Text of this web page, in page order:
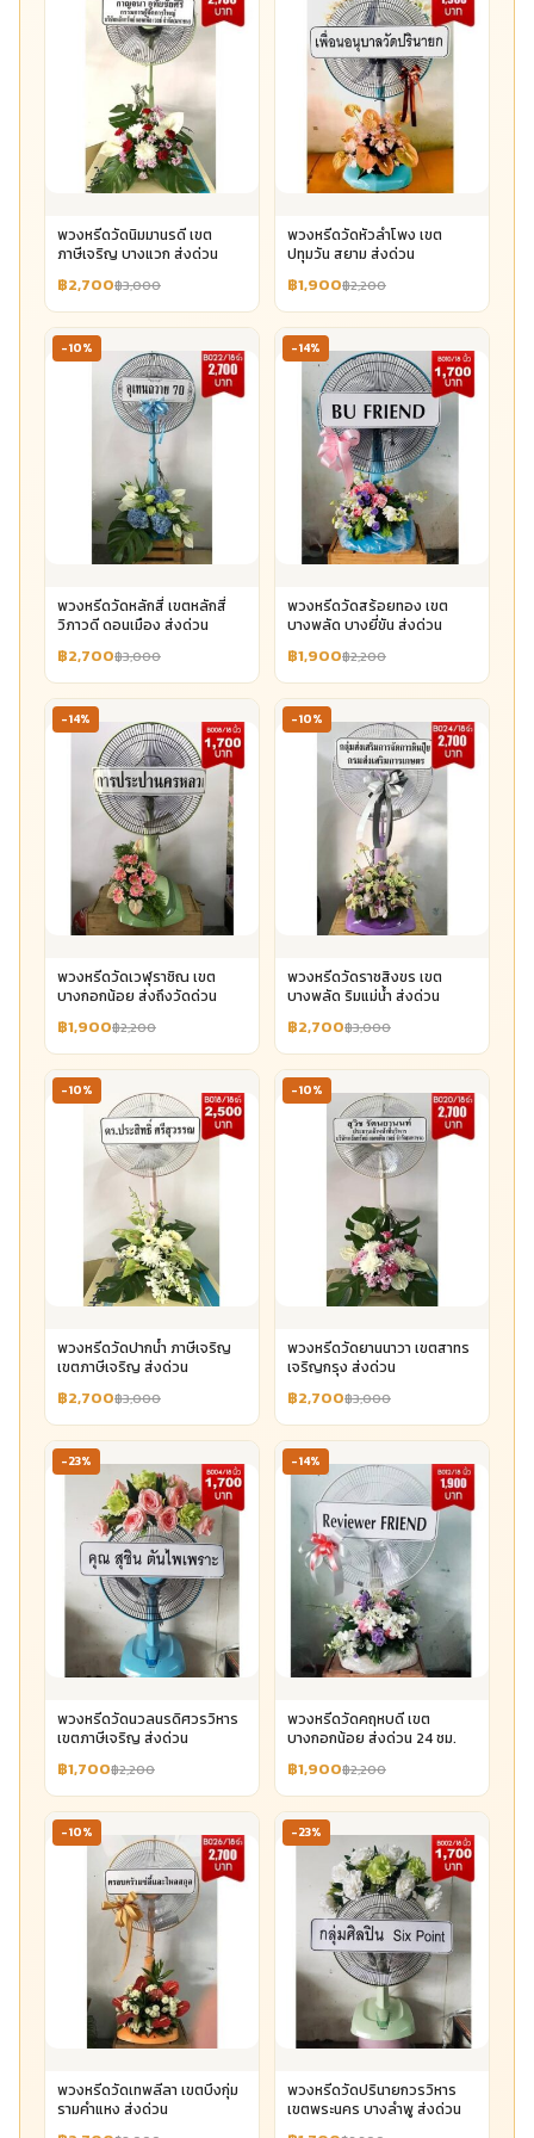
พวงหรีดวัดนิมมานรดี เขต
ภาษีเจริญ บางแวก ส่งด่วน
฿2,700฿3,000
พวงหรีดวัดหัวลำโพง เขต
ปทุมวัน สยาม ส่งด่วน
฿1,900฿2,200
-10%
พวงหรีดวัดหลักสี่ เขตหลักสี่
วิภาวดี ดอนเมือง ส่งด่วน
฿2,700฿3,000
-14%
พวงหรีดวัดสร้อยทอง เขต
บางพลัด บางยี่ขัน ส่งด่วน
฿1,900฿2,200
-14%
พวงหรีดวัดเวฬุราชิณ เขต
บางกอกน้อย ส่งถึงวัดด่วน
฿1,900฿2,200
-10%
พวงหรีดวัดราชสิงขร เขต
บางพลัด ริมแม่น้ำ ส่งด่วน
฿2,700฿3,000
-10%
พวงหรีดวัดปากน้ำ ภาษีเจริญ
เขตภาษีเจริญ ส่งด่วน
฿2,700฿3,000
-10%
พวงหรีดวัดยานนาวา เขตสาทร
เจริญกรุง ส่งด่วน
฿2,700฿3,000
-23%
พวงหรีดวัดนวลนรดิศวรวิหาร
เขตภาษีเจริญ ส่งด่วน
฿1,700฿2,200
-14%
พวงหรีดวัดคฤหบดี เขต
บางกอกน้อย ส่งด่วน 24 ชม.
฿1,900฿2,200
-10%
พวงหรีดวัดเทพลีลา เขตบึงกุ่ม
รามคำแหง ส่งด่วน
-23%
พวงหรีดวัดปรินายกวรวิหาร
เขตพระนคร บางลำพู ส่งด่วน